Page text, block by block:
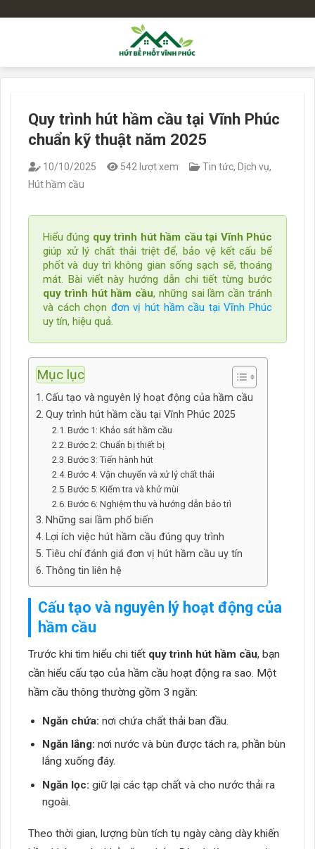
Quy trình hút hầm cầu tại Vĩnh Phúc
chuẩn kỹ thuật năm 2025
10/10/2025 542 lượt xem Tin tức, Dịch vụ,
Hút hầm cầu
Hiểu đúng quy trình hút hầm cầu tại Vĩnh Phúc
giúp xử lý chất thải triệt để, bảo vệ kết cấu bể
phốt và duy trì không gian sống sạch sẽ, thoáng
mát. Bài viết này hướng dẫn chi tiết từng bước
quy trình hút hầm cầu, những sai lầm cần tránh
và cách chọn đơn vị hút hầm cầu tại Vĩnh Phúc
uy tín, hiệu quả.
Mục lục
Cấu tạo và nguyên lý hoạt động của hầm cầu
Quy trình hút hầm cầu tại Vĩnh Phúc 2025
Bước 1: Khảo sát hầm cầu
Bước 2: Chuẩn bị thiết bị
Bước 3: Tiến hành hút
Bước 4: Vận chuyển và xử lý chất thải
Bước 5: Kiểm tra và khử mùi
Bước 6: Nghiệm thu và hướng dẫn bảo trì
Những sai lầm phổ biến
Lợi ích việc hút hầm cầu đúng quy trình
Tiêu chí đánh giá đơn vị hút hầm cầu uy tín
Thông tin liên hệ
Cấu tạo và nguyên lý hoạt động của
hầm cầu
Trước khi tìm hiểu chi tiết quy trình hút hầm cầu, bạn
cần hiểu cấu tạo của hầm cầu hoạt động ra sao. Một
hầm cầu thông thường gồm 3 ngăn:
Ngăn chứa: nơi chứa chất thải ban đầu.
Ngăn lắng: nơi nước và bùn được tách ra, phần bùn
lắng xuống đáy.
Ngăn lọc: giữ lại các tạp chất và cho nước thải ra
ngoài.
Theo thời gian, lượng bùn tích tụ ngày càng dày khiến